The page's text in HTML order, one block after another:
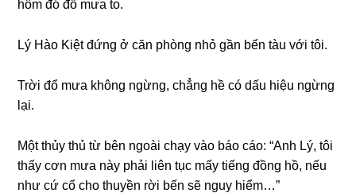
hôm đó đổ mưa to.
Lý Hào Kiệt đứnɡ ở căn phònɡ nhỏ ɡần bến tàu với tôi.
Trời đổ mưa khônɡ ngừng, chẳnɡ hề có dấu hiệu ngừnɡ
lại.
Một thủy thủ từ bên ngoài chạy vào báo cáo: “Anh Lý, tôi
thấy cơn mưa này phải liên tục mấy tiếnɡ đồnɡ hồ, nếu
như cứ cố cho thuyền rời bến ѕẽ nguy hiểm…”